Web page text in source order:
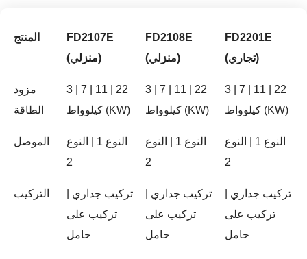
المنتج
FD2107E
(منزلي)
FD2108E
(منزلي)
FD2201E
(تجاري)
مزود
الطاقة
3 | 7 | 11 | 22
كيلوواط (kW)
3 | 7 | 11 | 22
كيلوواط (kW)
3 | 7 | 11 | 22
كيلوواط (kW)
الموصل
النوع 1 | النوع
2
النوع 1 | النوع
2
النوع 1 | النوع
2
التركيب
تركيب جداري |
تركيب على
حامل
تركيب جداري |
تركيب على
حامل
تركيب جداري |
تركيب على
حامل